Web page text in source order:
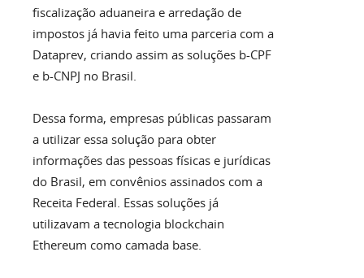
fiscalização aduaneira e arredação de
impostos já havia feito uma parceria com a
Dataprev, criando assim as soluções b-CPF
e b-CNPJ no Brasil.
Dessa forma, empresas públicas passaram
a utilizar essa solução para obter
informações das pessoas físicas e jurídicas
do Brasil, em convênios assinados com a
Receita Federal. Essas soluções já
utilizavam a tecnologia blockchain
Ethereum como camada base.